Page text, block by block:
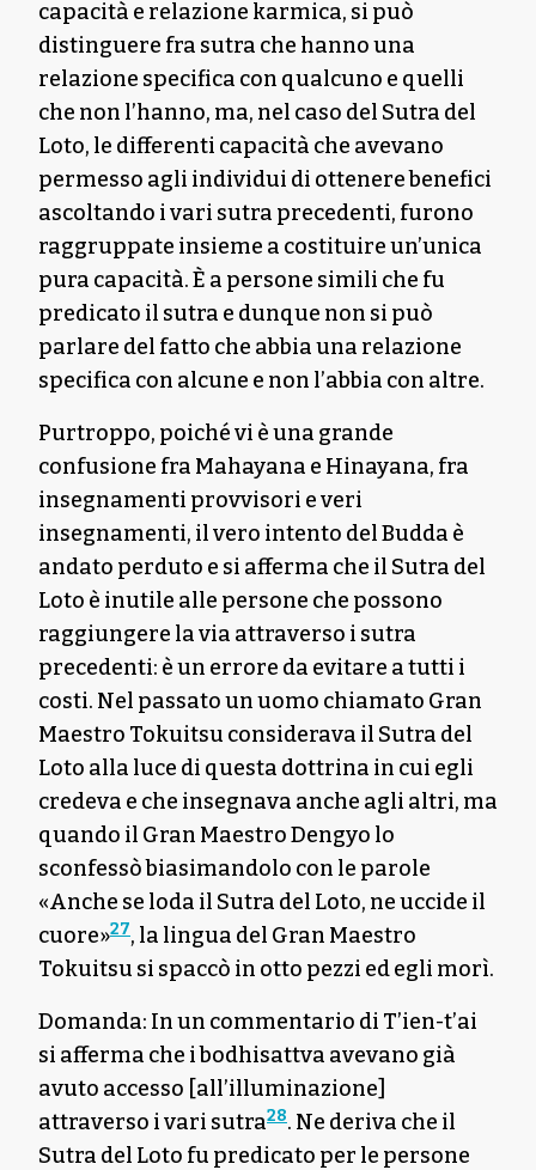
capacità e relazione karmica, si può
distinguere fra sutra che hanno una
relazione specifica con qualcuno e quelli
che non l’hanno, ma, nel caso del Sutra del
Loto, le differenti capacità che avevano
permesso agli individui di ottenere benefici
ascoltando i vari sutra precedenti, furono
raggruppate insieme a costituire un’unica
pura capacità. È a persone simili che fu
predicato il sutra e dunque non si può
parlare del fatto che abbia una relazione
specifica con alcune e non l’abbia con altre.
Purtroppo, poiché vi è una grande
confusione fra Mahayana e Hinayana, fra
insegnamenti provvisori e veri
insegnamenti, il vero intento del Budda è
andato perduto e si afferma che il Sutra del
Loto è inutile alle persone che possono
raggiungere la via attraverso i sutra
precedenti: è un errore da evitare a tutti i
costi. Nel passato un uomo chiamato Gran
Maestro Tokuitsu considerava il Sutra del
Loto alla luce di questa dottrina in cui egli
credeva e che insegnava anche agli altri, ma
quando il Gran Maestro Dengyo lo
sconfessò biasimandolo con le parole
«Anche se loda il Sutra del Loto, ne uccide il
cuore»27, la lingua del Gran Maestro
Tokuitsu si spaccò in otto pezzi ed egli morì.
Domanda: In un commentario di T’ien-t’ai
si afferma che i bodhisattva avevano già
avuto accesso [all’illuminazione]
attraverso i vari sutra28. Ne deriva che il
Sutra del Loto fu predicato per le persone